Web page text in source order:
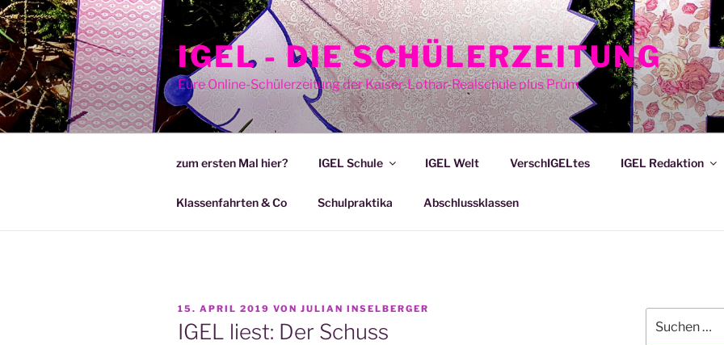
Zum
Inhalt
springen
IGEL - DIE SCHÜLERZEITUNG
Eure Online-Schülerzeitung der Kaiser-Lothar-Realschule plus Prüm
zum ersten Mal hier? IGEL Schule IGEL Welt VerschIGELtes IGEL Redaktion
Klassenfahrten & Co Schulpraktika Abschlussklassen
VERÖFFENTLICHT
AM
15. APRIL 2019 VON JULIAN INSELBERGER
IGEL liest: Der Schuss
nach: